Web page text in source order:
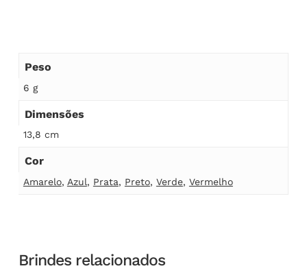
Peso
6 g
Dimensões
13,8 cm
Cor
Amarelo, Azul, Prata, Preto, Verde, Vermelho
Brindes relacionados